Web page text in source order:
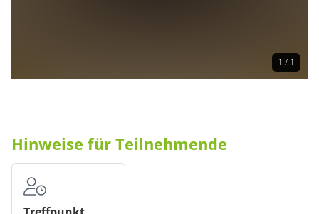
1 / 1
Hinweise für Teilnehmende